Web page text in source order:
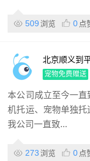
509 浏览 0 点
北京顺义到
宠物免费赠送
本公司成立至今一
机托运、宠物单独托
我公司一直致...
273 浏览 0 点